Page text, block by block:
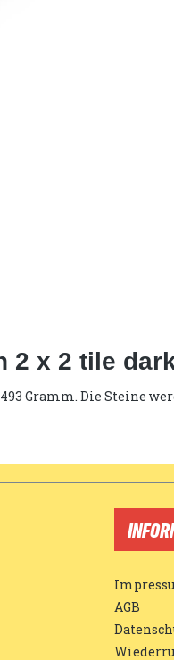
2 x 2 tile
Gramm. Die Steine
AGB